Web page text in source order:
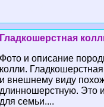
Гладкошерстная
Фото и описание
колли.
и внешнему виду
длинношерстную. Это
для семьи....